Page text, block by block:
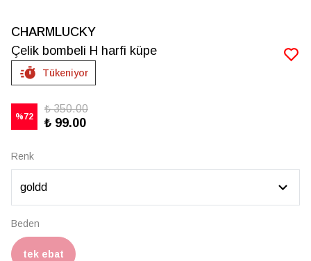
CHARMLUCKY
Çelik bombeli H harfi küpe
Tükeniyor
%72
₺ 350.00
₺ 99.00
Renk
Beden
tek ebat